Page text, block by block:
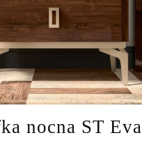
nocna ST Eva